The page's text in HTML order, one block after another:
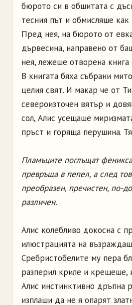
бюрото си в обшитата с
тесния път и обмисляше как
Пред нея, на бюрото от
дървесина, направено от
нея, лежеше отворена книга
В книгата бяха събрани
целия свят. И макар че от
североизточен вятър и
сол, Алис усещаше
пръст и горяща перушина.
Пламъците поглъщат
превръща в пепел, а след
преобразен, пречистен, по-
различен.
Алис колебливо докосна с
илюстрацията на
Сребристобелите му пера
разперил криле и крещеше,
Алис инстинктивно дръпна
изплаши да не я опарят